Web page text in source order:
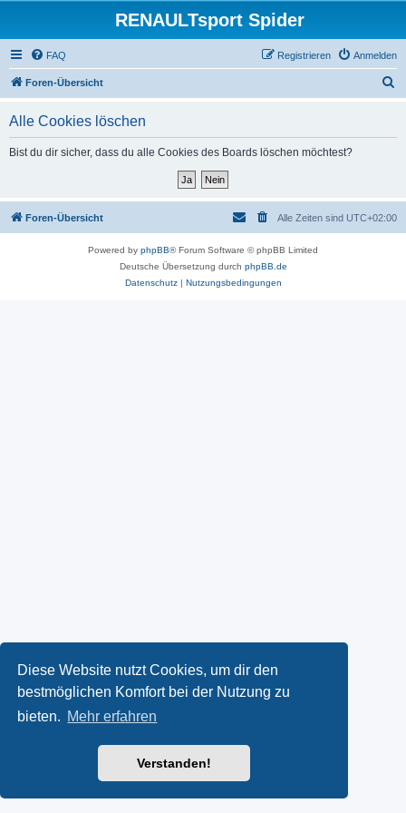
Diese Website nutzt Cookies, um dir den
bestmöglichen Komfort bei der Nutzung zu
bieten. Mehr erfahren
Verstanden!
RENAULTsport Spider
FAQ Anmelden
Registrieren
Foren-Übersicht
Alle Cookies löschen
Bist du dir sicher, dass du alle Cookies des Boards löschen möchtest?
Foren-Übersicht Alle Zeiten sind UTC+02:00
Powered by phpBB® Forum Software © phpBB Limited
Deutsche Übersetzung durch phpBB.de
Datenschutz| Nutzungsbedingungen